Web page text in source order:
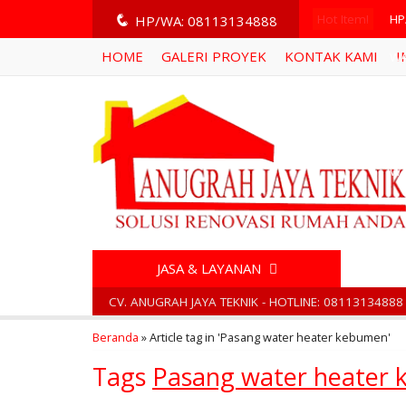
q HP/WA: 08113134888 Hot Item!
HOME GALERI PROYEK KONTAK KAMI
JASA & LAYANAN
CV. ANUGRAH JAYA TEKNIK - HOTLINE: 08113134888
Beranda »Article tag in 'Pasang water heater kebumen'
Tags Pasang water heater